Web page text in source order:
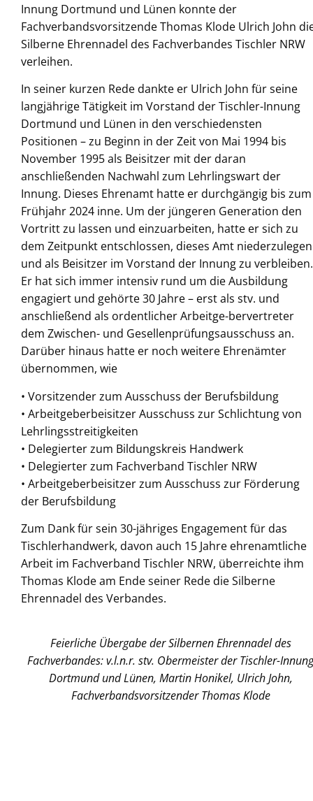
Innung Dortmund und Lünen konnte der
Fachverbandsvorsitzende Thomas Klode Ulrich John
Silberne Ehrennadel des Fachverbandes Tischler NRW
verleihen.
In seiner kurzen Rede dankte er Ulrich John für seine
langjährige Tätigkeit im Vorstand der Tischler-Innung
Dortmund und Lünen in den verschiedensten
Positionen – zu Beginn in der Zeit von Mai 1994 bis
November 1995 als Beisitzer mit der daran
anschließenden Nachwahl zum Lehrlingswart der
Innung. Dieses Ehrenamt hatte er durchgängig bis zum
Frühjahr 2024 inne. Um der jüngeren Generation den
Vortritt zu lassen und einzuarbeiten, hatte er sich zu
dem Zeitpunkt entschlossen, dieses Amt niederzulegen
und als Beisitzer im Vorstand der Innung zu verbleiben.
Er hat sich immer intensiv rund um die Ausbildung
engagiert und gehörte 30 Jahre – erst als stv. und
anschließend als ordentlicher Arbeitge-bervertreter
dem Zwischen- und Gesellenprüfungsausschuss an.
Darüber hinaus hatte er noch weitere Ehrenämter
übernommen, wie
• Vorsitzender zum Ausschuss der Berufsbildung
• Arbeitgeberbeisitzer Ausschuss zur Schlichtung von
Lehrlingsstreitigkeiten
• Delegierter zum Bildungskreis Handwerk
• Delegierter zum Fachverband Tischler NRW
• Arbeitgeberbeisitzer zum Ausschuss zur Förderung
der Berufsbildung
Zum Dank für sein 30-jähriges Engagement für das
Tischlerhandwerk, davon auch 15 Jahre ehrenamtliche
Arbeit im Fachverband Tischler NRW, überreichte ihm
Thomas Klode am Ende seiner Rede die Silberne
Ehrennadel des Verbandes.
Feierliche Übergabe der Silbernen Ehrennadel des
Fachverbandes: v.l.n.r. stv. Obermeister der Tischler-Innung
Dortmund und Lünen, Martin Honikel, Ulrich John,
Fachverbandsvorsitzender Thomas Klode